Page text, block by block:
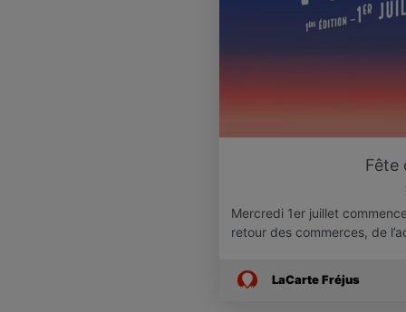
Fête
Mercredi 1er juillet
retour des commerces, de
LaCarte Fréjus